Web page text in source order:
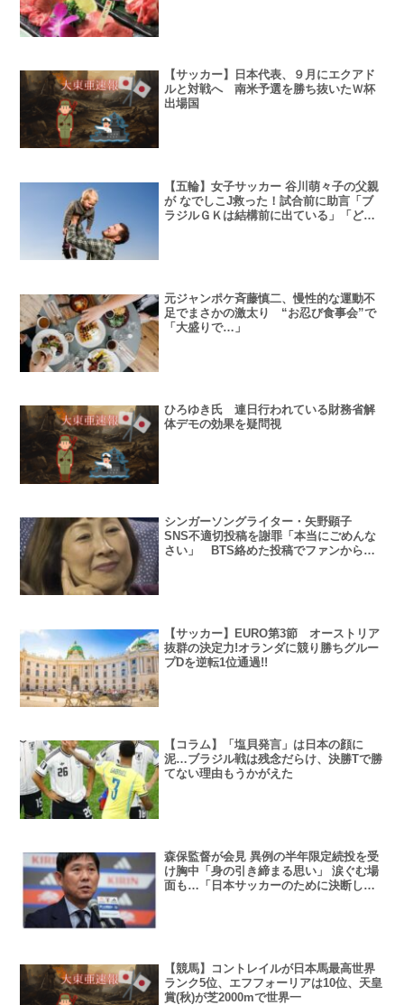
【サッカー】日本代表、９月にエクアド
ルと対戦へ 南米予選を勝ち抜いたＷ杯
出場国
【五輪】女子サッカー 谷川萌々子の父親
が なでしこJ救った！試合前に助言「ブ
ラジルＧＫは結構前に出ている」「どん
元ジャンポケ斉藤慎二、慢性的な運動不
足でまさかの激太り “お忍び食事会”で
「大盛りで…」
ひろゆき氏 連日行われている財務省解
体デモの効果を疑問視
シンガーソングライター・矢野顕子
SNS不適切投稿を謝罪「本当にごめんな
さい」 BTS絡めた投稿でファンから批
【サッカー】EURO第3節 オーストリア
抜群の決定力!オランダに競り勝ちグルー
プDを逆転1位通過!!
【コラム】「塩貝発言」は日本の顔に
泥…ブラジル戦は残念だらけ、決勝Tで勝
てない理由もうかがえた
森保監督が会見 異例の半年限定続投を受
け胸中「身の引き締まる思い」 涙ぐむ場
面も…「日本サッカーのために決断し
【競馬】コントレイルが日本馬最高世界
ランク5位、エフフォーリアは10位、天皇
賞(秋)が芝2000mで世界一